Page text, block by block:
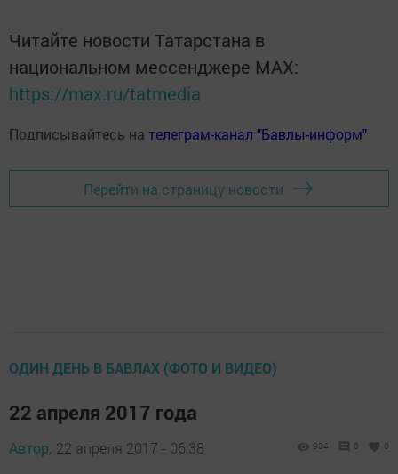
Читайте новости Татарстана в
национальном мессенджере MАХ:
https://max.ru/tatmedia
Подписывайтесь на телеграм-канал "Бавлы-информ"
Перейти на страницу новости
ОДИН ДЕНЬ В БАВЛАХ (ФОТО И ВИДЕО)
22 апреля 2017 года
Автор, 22 апреля 2017 - 06:38 934 0 0